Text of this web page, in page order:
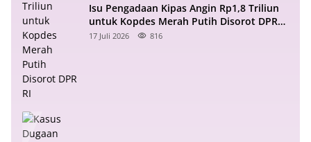
Isu Pengadaan Kipas Angin Rp1,8 Triliun
untuk Kopdes Merah Putih Disorot DPR
RI
17 Juli 2026 816